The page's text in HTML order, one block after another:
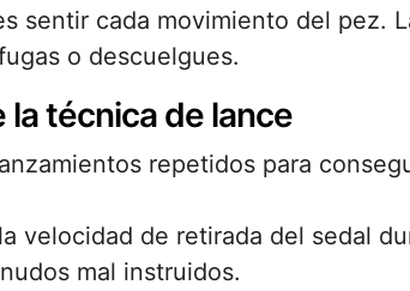
sentir cada movimiento del pez.
o descuelgues.
la técnica de lance
repetidos para
velocidad de retirada del sedal
mal instruidos.